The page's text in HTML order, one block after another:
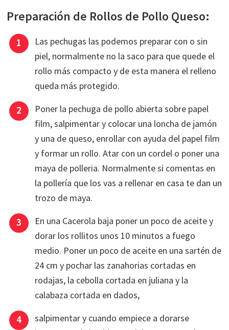
Preparación de Rollos de Pollo Queso:
Las pechugas las podemos preparar con o sin
piel, normalmente no la saco para que quede el
rollo más compacto y de esta manera el relleno
queda más protegido.
Poner la pechuga de pollo abierta sobre papel
film, salpimentar y colocar una loncha de jamón
y una de queso, enrollar con ayuda del papel film
y formar un rollo. Atar con un cordel o poner una
maya de polleria. Normalmente si comentas en
la pollería que los vas a rellenar en casa te dan un
trozo de maya.
En una Cacerola baja poner un poco de aceite y
dorar los rollitos unos 10 minutos a fuego
medio. Poner un poco de aceite en una sartén de
24 cm y pochar las zanahorias cortadas en
rodajas, la cebolla cortada en juliana y la
calabaza cortada en dados,
salpimentar y cuando empiece a dorarse